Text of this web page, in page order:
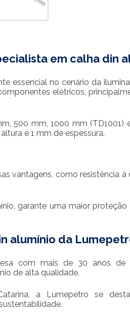
em calha din
essencial no cenário da
elétricos,
500 mm, 1000 mm (TD1001)
e 1 mm de espessura.
vantagens, como resistência
garante uma maior
alumínio da
com mais de 30 anos de
de alta qualidade.
a Lumepetro se